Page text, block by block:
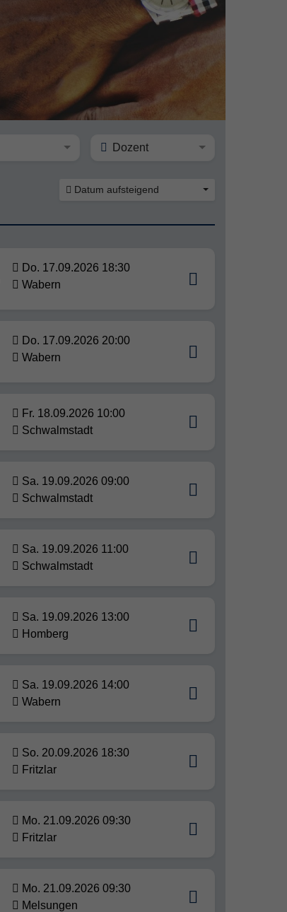
Dozent
Datum aufsteigend
Do. 17.09.2026 18:30
Wabern
Do. 17.09.2026 20:00
Wabern
Fr. 18.09.2026 10:00
Schwalmstadt
Sa. 19.09.2026 09:00
Schwalmstadt
Sa. 19.09.2026 11:00
Schwalmstadt
Sa. 19.09.2026 13:00
Homberg
Sa. 19.09.2026 14:00
Wabern
So. 20.09.2026 18:30
Fritzlar
Mo. 21.09.2026 09:30
Fritzlar
Mo. 21.09.2026 09:30
Melsungen